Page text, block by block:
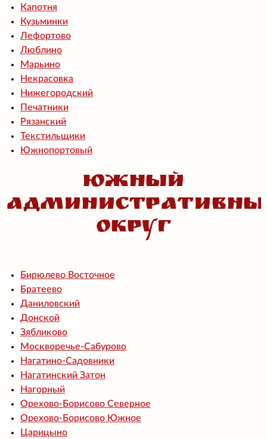
Капотня
Кузьминки
Лефортово
Люблино
Марьино
Некрасовка
Нижегородский
Печатники
Рязанский
Текстильщики
Южнопортовый
Южный
округ
Бирюлево Восточное
Братеево
Даниловский
Донской
Зябликово
Москворечье-Сабурово
Нагатино-Садовники
Нагатинский Затон
Нагорный
Орехово-Борисово Северное
Орехово-Борисово Южное
Царицыно